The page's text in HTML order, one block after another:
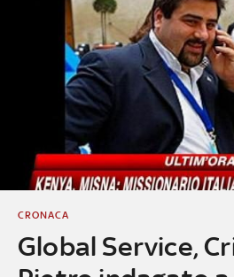
Global Service,
CRONACA